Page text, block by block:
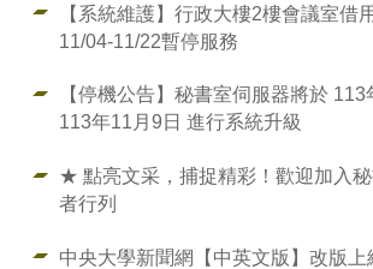
【系統維護】行政大樓2樓會議室借
11/04-11/22暫停服務
【停機公告】秘書室伺服器將於
113年11月9日 進行系統升級
★ 點亮文采，捕捉精彩！歡迎加入
者行列
中央大學新聞網【中英文版】改版上